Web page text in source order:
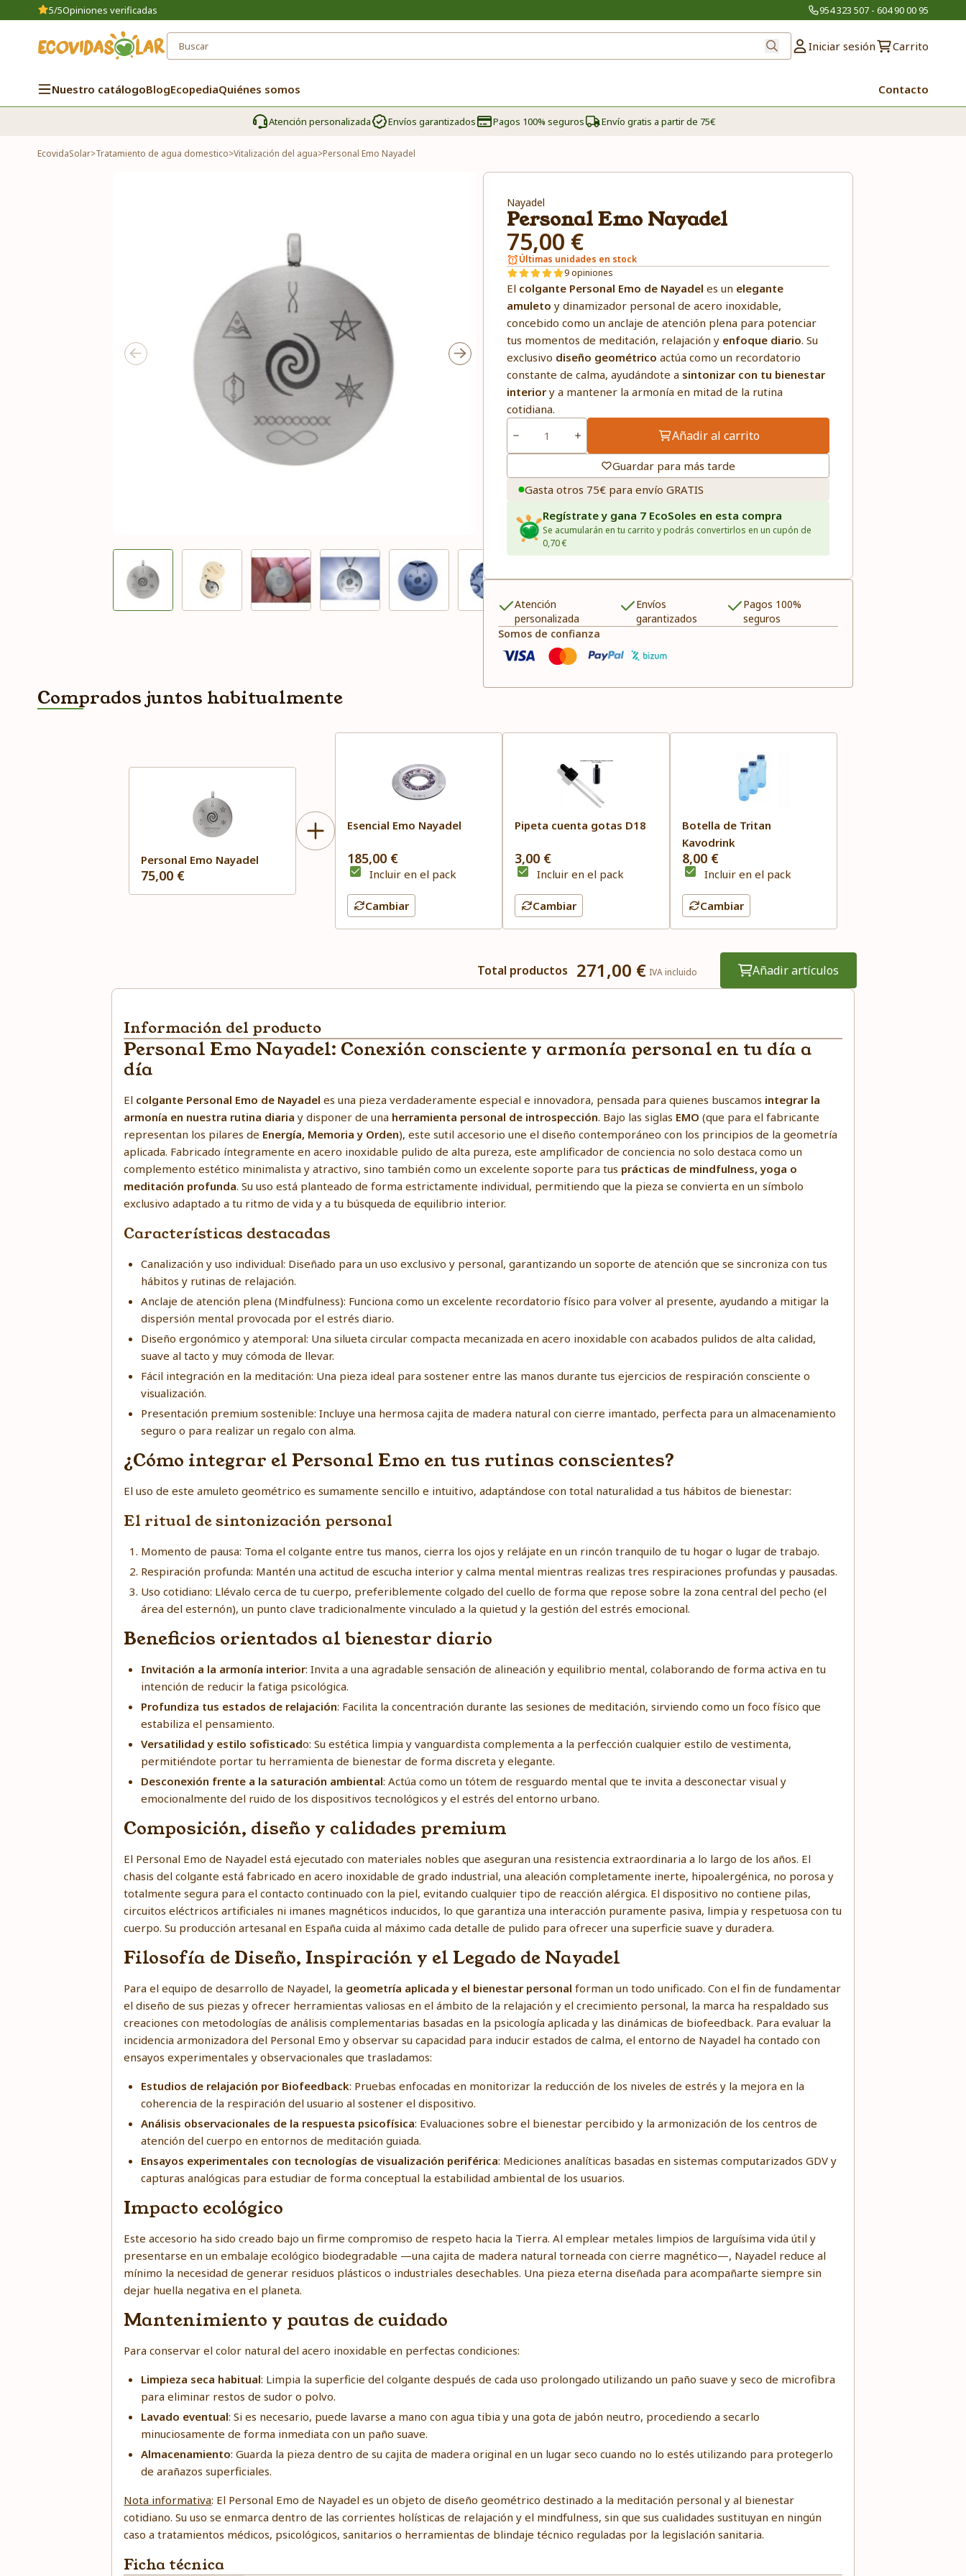
5/5Opiniones verificadas 954 323 507 - 604 90 00 95
Iniciar sesión Carrito
Nuestro catálogoBlogEcopediaQuiénes somos Contacto
Atención personalizada Envíos garantizados Pagos 100% seguros Envío gratis a partir de 75€
EcovidaSolar>Tratamiento de agua domestico>Vitalización del agua>Personal Emo Nayadel
Nayadel
Personal Emo Nayadel
75,00 €
Últimas unidades en stock
9 opiniones
El colgante Personal Emo de Nayadel es un elegante
amuleto y dinamizador personal de acero inoxidable,
concebido como un anclaje de atención plena para potenciar
tus momentos de meditación, relajación y enfoque diario. Su
exclusivo diseño geométrico actúa como un recordatorio
constante de calma, ayudándote a sintonizar con tu bienestar
interiory a mantener la armonía en mitad de la rutina
cotidiana.
Añadir al carrito
Guardar para más tarde
Gasta otros 75€ para envío GRATIS
Regístrate y gana 7 EcoSoles en esta compra
Se acumularán en tu carrito y podrás convertirlos en un cupón de
0,70 €
Atención
personalizada
Envíos
garantizados
Pagos 100%
seguros
Somos de confianza
Comprados juntos habitualmente
Personal Emo Nayadel
75,00 €
Esencial Emo Nayadel
185,00 €
Incluir en el pack
Cambiar
Pipeta cuenta gotas D18
3,00 €
Incluir en el pack
Cambiar
Botella de Tritan
Kavodrink
8,00 €
Incluir en el pack
Cambiar
Total productos 271,00 € IVA incluido Añadir artículos
Información del producto
Personal Emo Nayadel: Conexión consciente y armonía personal en tu día a
día
El colgante Personal Emo de Nayadel es una pieza verdaderamente especial e innovadora, pensada para quienes buscamos integrar la
armonía en nuestra rutina diaria y disponer de una herramienta personal de introspección. Bajo las siglas EMO (que para el fabricante
representan los pilares de Energía, Memoria y Orden), este sutil accesorio une el diseño contemporáneo con los principios de la geometría
aplicada. Fabricado íntegramente en acero inoxidable pulido de alta pureza, este amplificador de conciencia no solo destaca como un
complemento estético minimalista y atractivo, sino también como un excelente soporte para tus prácticas de mindfulness, yoga o
meditación profunda. Su uso está planteado de forma estrictamente individual, permitiendo que la pieza se convierta en un símbolo
exclusivo adaptado a tu ritmo de vida y a tu búsqueda de equilibrio interior.
Características destacadas
Canalización y uso individual: Diseñado para un uso exclusivo y personal, garantizando un soporte de atención que se sincroniza con tus
hábitos y rutinas de relajación.
Anclaje de atención plena (Mindfulness): Funciona como un excelente recordatorio físico para volver al presente, ayudando a mitigar la
dispersión mental provocada por el estrés diario.
Diseño ergonómico y atemporal: Una silueta circular compacta mecanizada en acero inoxidable con acabados pulidos de alta calidad,
suave al tacto y muy cómoda de llevar.
Fácil integración en la meditación: Una pieza ideal para sostener entre las manos durante tus ejercicios de respiración consciente o
visualización.
Presentación premium sostenible: Incluye una hermosa cajita de madera natural con cierre imantado, perfecta para un almacenamiento
seguro o para realizar un regalo con alma.
¿Cómo integrar el Personal Emo en tus rutinas conscientes?
El uso de este amuleto geométrico es sumamente sencillo e intuitivo, adaptándose con total naturalidad a tus hábitos de bienestar:
El ritual de sintonización personal
Momento de pausa: Toma el colgante entre tus manos, cierra los ojos y relájate en un rincón tranquilo de tu hogar o lugar de trabajo.
Respiración profunda: Mantén una actitud de escucha interior y calma mental mientras realizas tres respiraciones profundas y pausadas.
Uso cotidiano: Llévalo cerca de tu cuerpo, preferiblemente colgado del cuello de forma que repose sobre la zona central del pecho (el
área del esternón), un punto clave tradicionalmente vinculado a la quietud y la gestión del estrés emocional.
Beneficios orientados al bienestar diario
Invitación a la armonía interior: Invita a una agradable sensación de alineación y equilibrio mental, colaborando de forma activa en tu
intención de reducir la fatiga psicológica.
Profundiza tus estados de relajación: Facilita la concentración durante las sesiones de meditación, sirviendo como un foco físico que
estabiliza el pensamiento.
Versatilidad y estilo sofisticado: Su estética limpia y vanguardista complementa a la perfección cualquier estilo de vestimenta,
permitiéndote portar tu herramienta de bienestar de forma discreta y elegante.
Desconexión frente a la saturación ambiental: Actúa como un tótem de resguardo mental que te invita a desconectar visual y
emocionalmente del ruido de los dispositivos tecnológicos y el estrés del entorno urbano.
Composición, diseño y calidades premium
El Personal Emo de Nayadel está ejecutado con materiales nobles que aseguran una resistencia extraordinaria a lo largo de los años. El
chasis del colgante está fabricado en acero inoxidable de grado industrial, una aleación completamente inerte, hipoalergénica, no porosa y
totalmente segura para el contacto continuado con la piel, evitando cualquier tipo de reacción alérgica. El dispositivo no contiene pilas,
circuitos eléctricos artificiales ni imanes magnéticos inducidos, lo que garantiza una interacción puramente pasiva, limpia y respetuosa con tu
cuerpo. Su producción artesanal en España cuida al máximo cada detalle de pulido para ofrecer una superficie suave y duradera.
Filosofía de Diseño, Inspiración y el Legado de Nayadel
Para el equipo de desarrollo de Nayadel, la geometría aplicada y el bienestar personal forman un todo unificado. Con el fin de fundamentar
el diseño de sus piezas y ofrecer herramientas valiosas en el ámbito de la relajación y el crecimiento personal, la marca ha respaldado sus
creaciones con metodologías de análisis complementarias basadas en la psicología aplicada y las dinámicas de biofeedback. Para evaluar la
incidencia armonizadora del Personal Emo y observar su capacidad para inducir estados de calma, el entorno de Nayadel ha contado con
ensayos experimentales y observacionales que trasladamos:
Estudios de relajación por Biofeedback: Pruebas enfocadas en monitorizar la reducción de los niveles de estrés y la mejora en la
coherencia de la respiración del usuario al sostener el dispositivo.
Análisis observacionales de la respuesta psicofísica: Evaluaciones sobre el bienestar percibido y la armonización de los centros de
atención del cuerpo en entornos de meditación guiada.
Ensayos experimentales con tecnologías de visualización periférica: Mediciones analíticas basadas en sistemas computarizados GDV y
capturas analógicas para estudiar de forma conceptual la estabilidad ambiental de los usuarios.
Impacto ecológico
Este accesorio ha sido creado bajo un firme compromiso de respeto hacia la Tierra. Al emplear metales limpios de larguísima vida útil y
presentarse en un embalaje ecológico biodegradable —una cajita de madera natural torneada con cierre magnético—, Nayadel reduce al
mínimo la necesidad de generar residuos plásticos o industriales desechables. Una pieza eterna diseñada para acompañarte siempre sin
dejar huella negativa en el planeta.
Mantenimiento y pautas de cuidado
Para conservar el color natural del acero inoxidable en perfectas condiciones:
Limpieza seca habitual: Limpia la superficie del colgante después de cada uso prolongado utilizando un paño suave y seco de microfibra
para eliminar restos de sudor o polvo.
Lavado eventual: Si es necesario, puede lavarse a mano con agua tibia y una gota de jabón neutro, procediendo a secarlo
minuciosamente de forma inmediata con un paño suave.
Almacenamiento: Guarda la pieza dentro de su cajita de madera original en un lugar seco cuando no lo estés utilizando para protegerlo
de arañazos superficiales.
Nota informativa: El Personal Emo de Nayadel es un objeto de diseño geométrico destinado a la meditación personal y al bienestar
cotidiano. Su uso se enmarca dentro de las corrientes holísticas de relajación y el mindfulness, sin que sus cualidades sustituyan en ningún
caso a tratamientos médicos, psicológicos, sanitarios o herramientas de blindaje técnico reguladas por la legislación sanitaria.
Ficha técnica